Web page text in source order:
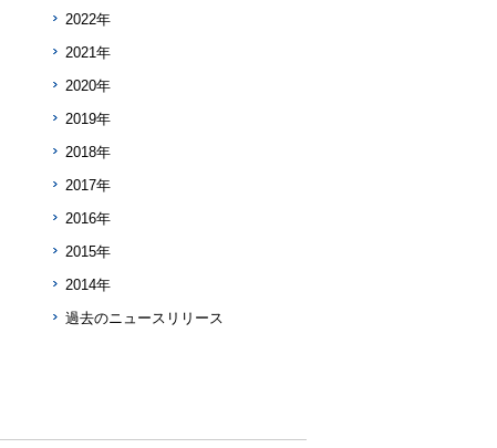
2022年
2021年
2020年
2019年
2018年
2017年
2016年
2015年
2014年
過去のニュースリリース